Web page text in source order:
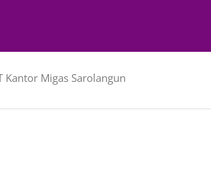
Migas Sarolangun